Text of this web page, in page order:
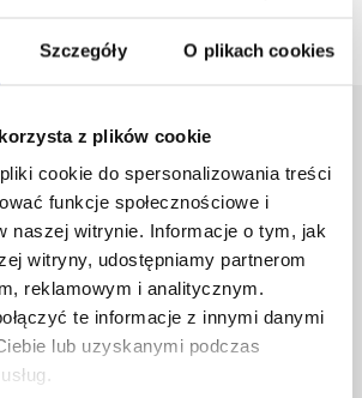
Szczegóły O plikach cookies
z plików cookie
cookie do spersonalizowania treści
funkcje społecznościowe i
naszej witrynie. Informacje o tym, jak
witryny, udostępniamy partnerom
reklamowym i analitycznym.
te informacje z innymi danymi
lub uzyskanymi podczas
Rzeszowski
Rejtana 16C